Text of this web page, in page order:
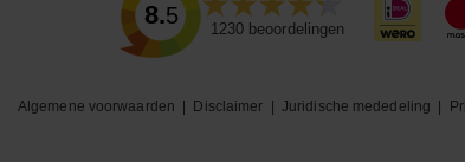
8.5
1230beoordelingen
Algemene voorwaarden Disclaimer Juridische mededeling